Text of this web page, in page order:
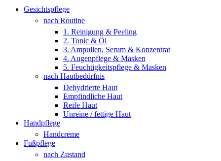
Gesichtspflege
nach Routine
1. Reinigung & Peeling
2. Tonic & Öl
3. Ampullen, Serum & Konzentrat
4. Augenpflege & Masken
5. Feuchtigkeitspflege & Masken
nach Hautbedürfnis
Dehydrierte Haut
Empfindliche Haut
Reife Haut
Unreine / fettige Haut
Handpflege
Handcreme
Fußpflege
nach Zustand